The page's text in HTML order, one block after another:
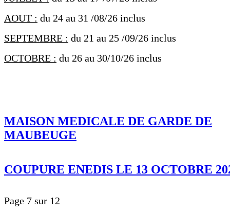
AOUT : du 24 au 31 /08/26 inclus
SEPTEMBRE : du 21 au 25 /09/26 inclus
OCTOBRE : du 26 au 30/10/26 inclus
MAISON MEDICALE DE GARDE DE
MAUBEUGE
COUPURE ENEDIS LE 13 OCTOBRE
Page 7 sur 12